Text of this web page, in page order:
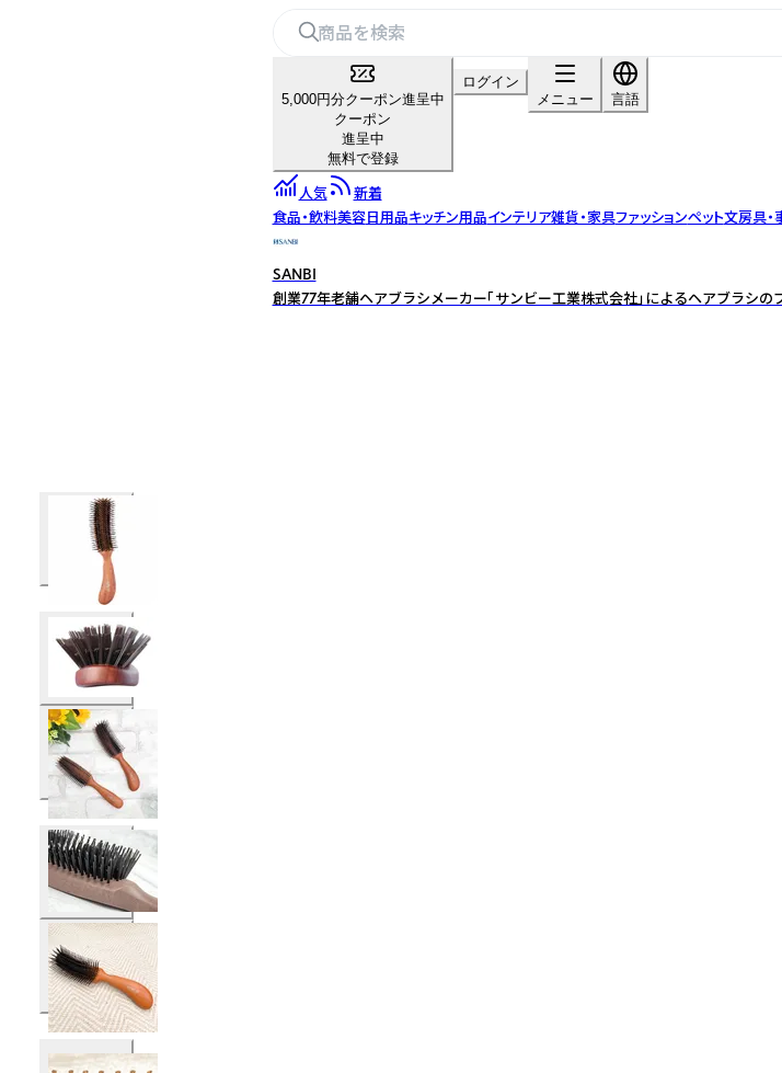
5,000円分クーポン進呈中
クーポン
進呈中
無料で登録
ログイン
メニュー
言語
人気
新着
食品・飲料美容日用品キッチン用品インテリア雑貨・家具ファッションペット文房具・
SANBI
創業77年老舗ヘアブラシメーカー「サンビー工業株式会社」によるヘアブラシ